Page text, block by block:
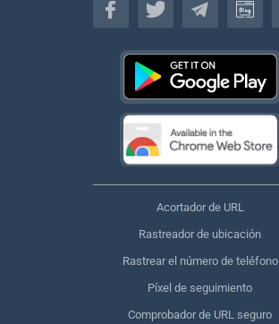
Acortador de URL
Rastreador de ubicación
Rastrear el número de teléfono
Píxel de seguimiento
Comprobador de URL seguro